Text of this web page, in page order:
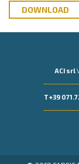
DOWNLOAD
ACI srl
T +39